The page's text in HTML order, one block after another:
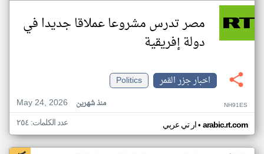
مصر تدرس مشروعا عملاقا جديدا في
دولة إفريقية
اخبار جزر القمر
Politics
May 24, 2026
منذ شهرين NH91ES
ار تي عربي• arabic.rt.com عدد الكلمات: ٢٥٤